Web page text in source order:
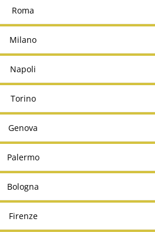
Roma
Milano
Napoli
Torino
Genova
Palermo
Bologna
Firenze